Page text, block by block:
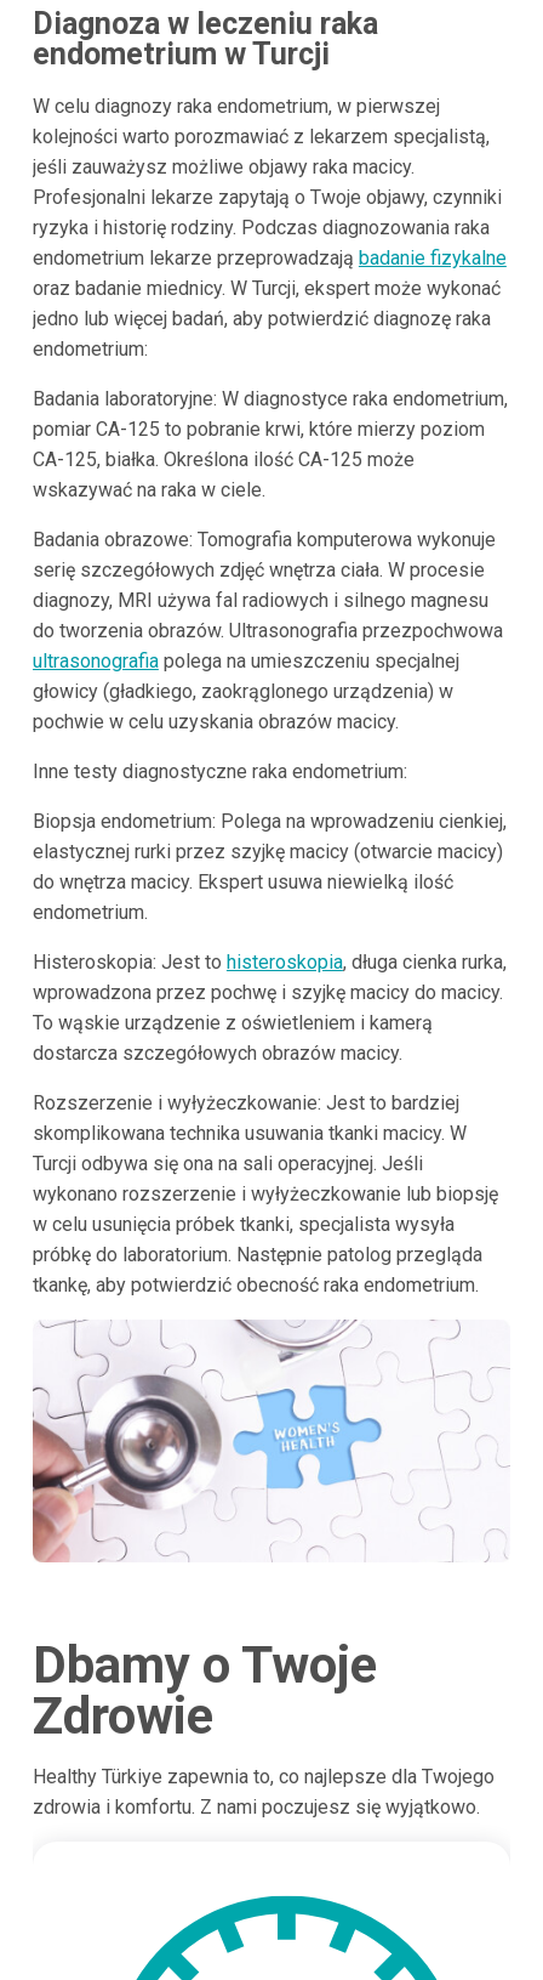
Diagnoza w leczeniu raka
endometrium w Turcji
W celu diagnozy raka endometrium, w pierwszej
kolejności warto porozmawiać z lekarzem specjalistą,
jeśli zauważysz możliwe objawy raka macicy.
Profesjonalni lekarze zapytają o Twoje objawy, czynniki
ryzyka i historię rodziny. Podczas diagnozowania raka
endometrium lekarze przeprowadzają badanie fizykalne
oraz badanie miednicy. W Turcji, ekspert może wykonać
jedno lub więcej badań, aby potwierdzić diagnozę raka
endometrium:
Badania laboratoryjne: W diagnostyce raka endometrium,
pomiar CA-125 to pobranie krwi, które mierzy poziom
CA-125, białka. Określona ilość CA-125 może
wskazywać na raka w ciele.
Badania obrazowe: Tomografia komputerowa wykonuje
serię szczegółowych zdjęć wnętrza ciała. W procesie
diagnozy, MRI używa fal radiowych i silnego magnesu
do tworzenia obrazów. Ultrasonografia przezpochwowa
ultrasonografiapolega na umieszczeniu specjalnej
głowicy (gładkiego, zaokrąglonego urządzenia) w
pochwie w celu uzyskania obrazów macicy.
Inne testy diagnostyczne raka endometrium:
Biopsja endometrium: Polega na wprowadzeniu cienkiej,
elastycznej rurki przez szyjkę macicy (otwarcie macicy)
do wnętrza macicy. Ekspert usuwa niewielką ilość
endometrium.
Histeroskopia: Jest to histeroskopia, długa cienka rurka,
wprowadzona przez pochwę i szyjkę macicy do macicy.
To wąskie urządzenie z oświetleniem i kamerą
dostarcza szczegółowych obrazów macicy.
Rozszerzenie i wyłyżeczkowanie: Jest to bardziej
skomplikowana technika usuwania tkanki macicy. W
Turcji odbywa się ona na sali operacyjnej. Jeśli
wykonano rozszerzenie i wyłyżeczkowanie lub biopsję
w celu usunięcia próbek tkanki, specjalista wysyła
próbkę do laboratorium. Następnie patolog przegląda
tkankę, aby potwierdzić obecność raka endometrium.
Dbamy o Twoje
Zdrowie
Healthy Türkiye zapewnia to, co najlepsze dla Twojego
zdrowia i komfortu. Z nami poczujesz się wyjątkowo.